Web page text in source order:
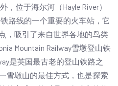
，位于海尔河（Hayle River）
路线的一个重要的火车站，它
，吸引了来自世界各地的鸟类
Mountain Railway雪墩登山铁
是英国最古老的登山铁路之
雪墩山的最佳方式，也是探索